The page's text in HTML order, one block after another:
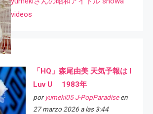
videos
「HQ」森尾由美 天気予報は I
Luv U 1983年
por yumeki05 J-PopParadiseen
27 marzo 2026 a las 3:44